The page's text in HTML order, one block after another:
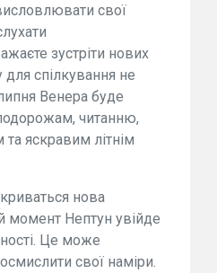
свої
зустріти нових
спілкування не
Венера буде
читанню,
яскравим літнім
нова
момент Нептун увійде
Це може
свої наміри.